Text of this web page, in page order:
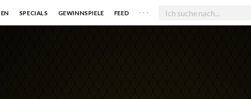
SPECIALS GEWINNSPIELE FEED . . .